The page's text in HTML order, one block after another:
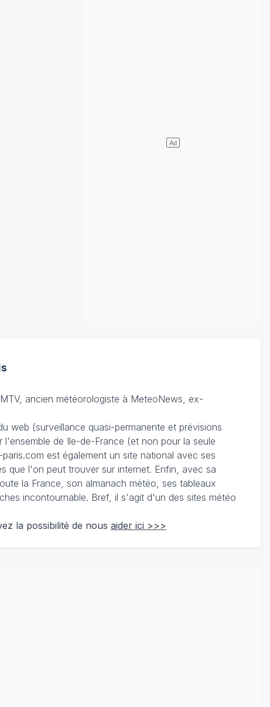
ancien météorologiste à MeteoNews, ex-
web (surveillance quasi-permanente et prévisions
de Ile-de-France (et non pour la seule
est également un site national avec ses
que l'on peut trouver sur internet. Enfin, avec sa
la France, son almanach météo, ses tableaux
incontournable. Bref, il s'agit d'un des sites météo
la possibilité de nous aider ici >>>